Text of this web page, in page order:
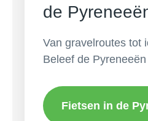
de
Van gravelroutes tot
Beleef de
Fietsen in de